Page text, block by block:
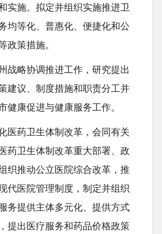
实施。拟定并组织实施推进卫
均等化、普惠化、便捷化和公
政策措施。
战略协调推进工作，研究提出
建议、制度措施和职责分工并
健康促进与健康服务工作。
医药卫生体制改革，会同有关
药卫生体制改革重大部署、政
织推动公立医院综合改革，推
代医院管理制度，制定并组织
务提供主体多元化、提供方式
提出医疗服务和药品价格政策